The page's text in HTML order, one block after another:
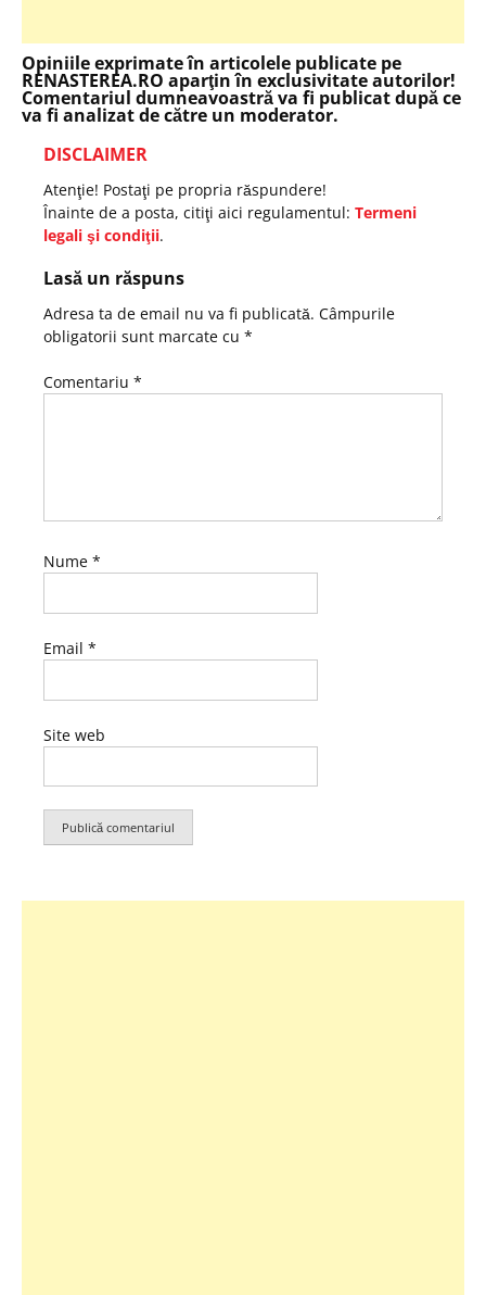
Opiniile exprimate în articolele publicate pe
RENASTEREA.RO aparţin în exclusivitate autorilor!
Comentariul dumneavoastră va fi publicat după ce
va fi analizat de către un moderator.
DISCLAIMER
Atenţie! Postaţi pe propria răspundere!
Înainte de a posta, citiţi aici regulamentul: Termeni
legali şi condiţii.
Lasă un răspuns
Adresa ta de email nu va fi publicată. Câmpurile
obligatorii sunt marcate cu *
Comentariu *
Nume *
Email *
Site web